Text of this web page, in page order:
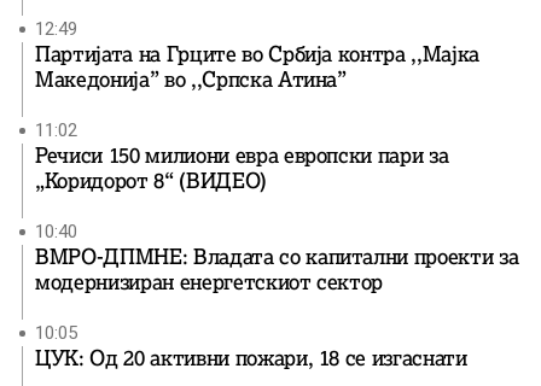
12:49
Партијата на Грците во Србија контра ,,Мајка
Македонија” во ,,Српска Атина”
11:02
Речиси 150 милиони евра европски пари за
„Коридорот 8“ (ВИДЕО)
10:40
ВМРО-ДПМНЕ: Владата со капитални проекти за
модернизиран енергетскиот сектор
10:05
ЦУК: Од 20 активни пожари, 18 се изгаснати